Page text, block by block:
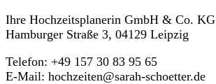
Ihre Hochzeitsplanerin GmbH & Co. KG
Hamburger Straße 3, 04129 Leipzig
Telefon: +49 157 30 83 95 65
E-Mail: hochzeiten@sarah-schoetter.de